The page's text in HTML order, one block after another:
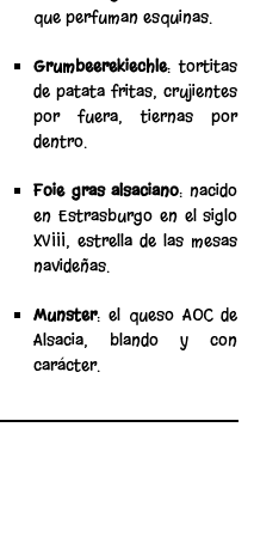
que perfuman esquinas.
Grumbeerekiechle: tortitas
de patata fritas, crujientes
por fuera, tiernas por
dentro.
Foie gras alsaciano: nacido
en Estrasburgo en el siglo
XVIII, estrella de las mesas
navideñas.
Munster: el queso AOC de
Alsacia, blando y con
carácter.